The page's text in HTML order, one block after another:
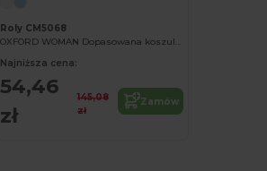
Roly CM5068
OXFORD WOMAN Dopasowana koszula z długim rękawem z kieszenią na lewej piersi
Najniższa cena:
54,46
zł
145,08
zł
Zamów